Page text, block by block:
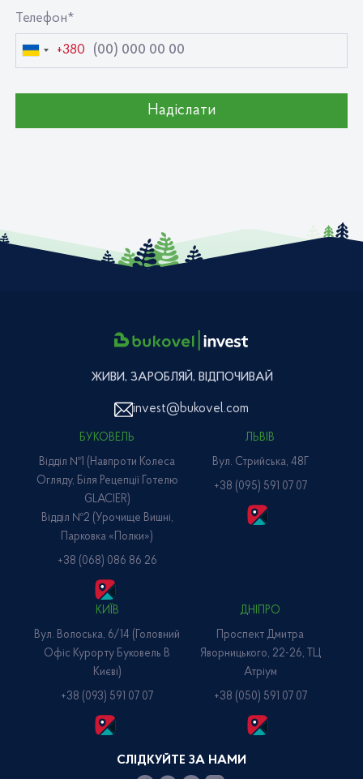
Україна
+380
+380
Телефон*
Надіслати
ЖИВИ, ЗАРОБЛЯЙ, ВІДПОЧИВАЙ
invest@bukovel.com
БУКОВЕЛЬ
Відділ №1 (навпроти Колеса
Огляду, Біля Рецепції Готелю
GLACIER)
Відділ №2 (Урочище Вишні,
Парковка «Полки»)
+38 (068) 086 86 26
ЛЬВІВ
Вул. Стрийська, 48Г
+38 (095) 591 07 07
КИЇВ
Вул. Волоська, 6/14 (головний
Офіс Курорту Буковель В
Києві)
+38 (093) 591 07 07
ДНІПРО
Проспект Дмитра
Яворницького, 22-26, ТЦ
Атріум
+38 (050) 591 07 07
СЛІДКУЙТЕ ЗА НАМИ